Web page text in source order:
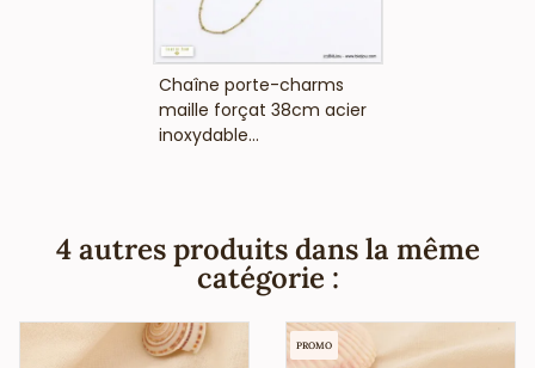
VOIR LE PRIX
Chaîne porte-charms
maille forçat 38cm acier
inoxydable...
4 autres produits dans la même
catégorie :
PROMO